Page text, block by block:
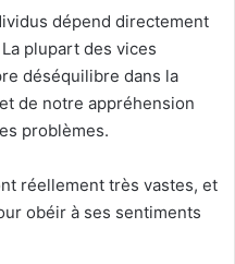
dépend directement
plupart des vices
déséquilibre dans la
de notre appréhension
problèmes.
réellement très vastes, et
obéir à ses sentiments